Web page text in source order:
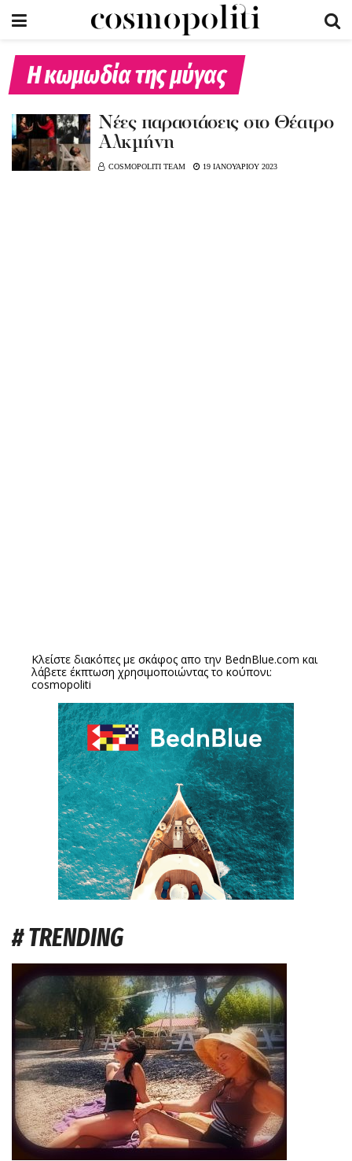
Η κωμωδία της μύγας
Νέες παραστάσεις στο Θέατρο
Αλκμήνη
COSMOPOLITI TEAM 19 ΙΑΝΟΥΑΡΙΟΥ 2023
Κλείστε διακόπες με σκάφος απο την BednBlue.com και
λάβετε έκπτωση χρησιμοποιώντας το κούπονι:
cosmopoliti
# TRENDING